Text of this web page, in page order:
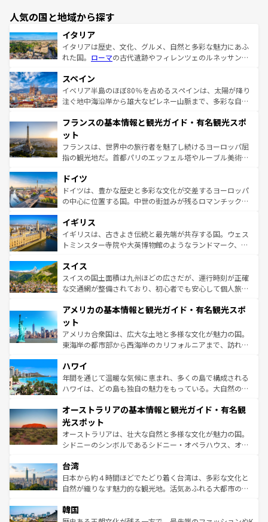
人気の国と地域から探す
イタリア
イタリアは歴史、文化、グルメ、自然と多彩な魅力にあふ
れた国。 ローマの古代遺跡やフィレンツェのルネッサンス
ろん、トスカーナの美しい田園風景やアマルフィ海岸の絶
景など、自然景観も見逃せない。観光の合間には、本場の
ピザやパスタなど、絶品のイタリア料理を堪能することも
ませてくれるイタリアで、忘れられない旅をしてみよう！
なお、新着のイタリア情報は
しい。
スペイン
イベリア半島のほぼ80％を占めるスペインは、太陽が降り
注ぐ地中海沿岸から雄大なピレネー山脈まで、多彩な自然
文化が根付くこの国では、情熱的なフラメンコ、熱気あふ
れる闘牛、そして美味しいタパスが生活の一部となってい
る。首都マドリードの洗練された雰囲気や、バルセロナの
アートに溢れた街角から、地方では古代ローマ遺跡や中世
せる。地方によって風土や気候が異なるスペインはその個
性で訪れる人を魅了する。 なお、新着のスペイン情報は コ
ンテンツ一覧を参照してほしい。
フランスの基本情報と観光ガイド・有名観光スポ
ット
フランスは、世界中の旅行者を魅了し続けるヨーロッパ屈
指の観光地だ。首都パリのエッフェル塔やルーブル美術館
で、幅広い魅力が詰まっている。華麗な宮殿、歴史的な大
聖堂、美しいビーチ、そして豊かな自然が、訪れる者を心
から魅了する。また、フランスは美食の国としても知ら
いる。シャンパンの発祥地であるランス、プロヴァンスの
香り高いラベンダー畑など、多彩な楽しみ方が可能だ。さ
らに、パリ以外の地域にも魅力が溢れており、どの街角に
れる地方に足を運ぶとそれぞれで全く異なる文化を体験で
きるだろう。 なお、新着のフランス情報はコンテンツ一覧
を参照してほしい。
ドイツ
ドイツは、豊かな歴史と多彩な文化が交差するヨーロッパ
の中心に位置する国。中世の街並みが残るロマンチック街
顔を持つこの国は、どこを歩いても飽きることがない。ベ
ルリンの文化的活気、バイエルン州のアルプスの絶景、そ
してライン川沿いのワイン畑といった風景は必見。ビール
は、お酒好きな人にはぜひ体験してほしい。 なお、新着の
ドイツ情報はコンテンツ一覧を参照してほしい。
イギリス
イギリスは、古きよき伝統と最先端が共存する国。ウェス
トミンスター寺院や大英博物館のようなランドマーク、歴
リアごとに異なる魅力がある。また、優雅なアフタヌーン
ティー、ビール好きにはたまらない英国パブ、サッカー観
戦など、本場だからこそできる体験も豊富。イギリスを旅
ンツ一覧を参照してほしい。
スイス
スイスの国土面積は九州ほどの広さだが、運行時刻が正確
な交通網が整備されており、初心者でも安心して個人旅行
の建物がそのまま残る町や、スイスならではのユニークな
博物館もあり、アルプス観光だけでなく町歩きも満喫する
ことができる。国民の所得が高いため物価も高いが、旅行
者向けの交通パス提供のサービスもあり、うまく活用すれ
着のスイス情報は
アメリカの基本情報と観光ガイド・有名観光スポ
ット
アメリカ合衆国は、広大な土地と多様な文化が魅力の国。
東海岸の都市部から西海岸のカリフォルニアまで、訪れる
のような巨大都市は、観光、ショッピング、エンターテイ
ンメントが詰まった刺激的なスポットだ。一方、アメリカ
西部には大自然が広がり、グランドキャニオンやイエロー
部のニューオーリンズでは、音楽と美食が融合した独特の
文化が魅力。旅行者はアメリカの各地域で異なる魅力を楽
しみながら、その多様性と豊かな歴史を感じることができ
るだろう。車でのロードトリップや列車の旅も、アメリカ
情報は
ハワイ
年間を通じて温暖な気候に恵まれ、多くの島で構成される
ハワイは、どの島も独自の魅力をもっている。大自然の神
ワイ島は見逃せない。また、定番の観光地といえばオアフ
島だが、静かな自然を求めるならマウイ島やカウアイ島が
おすすめ。エメラルドグリーンに輝く海をはじめ、豊かな
文化や歴史が息づいている。「アロハスピリット」と呼ば
人々、おいしいローカルフードやハワイアンミュージッ
ク、伝統的なフラダンスなど、すべてがハワイの魅力を彩
っている。訪れるたびに新しい発見と感動が待っているハ
はコンテンツ一覧
オーストラリアの基本情報と観光ガイド・有名観
光スポット
オーストラリアは、壮大な自然と多様な文化が魅力の国。
シドニーのシンボルであるシドニー・オペラハウス、オー
リアリーフや大陸中央部にそびえるウルル（エアーズロッ
ク）、タスマニアの美しい原生林やケアンズの熱帯雨林な
ど、見どころがたくさん。また、カフェやワイン、オージ
いる。アクティビティも充実しており、サーフィンやダイ
ビング、ハイキングなど、アウトドア好きにはたまらな
台湾
日本から約４時間ほどでたどり着く台湾は、多彩な文化と
自然が織りなす魅力的な観光地。活気あふれる大都市の台
ン）、静ひつな山岳地帯である台湾東部など、都市の喧騒
韓国